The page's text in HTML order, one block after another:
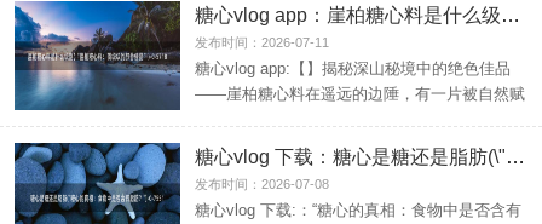
糖心vlog app：崖柏糖心料是什么级别(“崖柏糖心料：顶级级的醇香佳品”)
发布时间：2026-07-11
糖心vlog app:【】揭秘深山秘境中的绝色佳品
——崖柏糖心料在遥远的边陲，有一片被自然赋
糖心vlog 下载：糖心是糖还是脂肪(\"糖心的真相：食物中是否含有脂肪？\")
发布时间：2026-07-08
糖心vlog 下载:：“糖心的真相：食物中是否含有